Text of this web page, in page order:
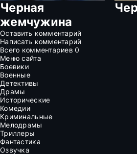
Черная
жемчужина
Оставить комментарий
Написать комментарий
Всего комментариев0
Меню сайта
Боевики
Военные
Детективы
Драмы
Исторические
Комедии
Криминальные
Мелодрамы
Триллеры
Фантастика
Озвучка